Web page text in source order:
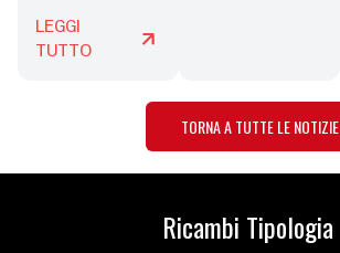
LEGGI
TUTTO
TORNA A TUTTE LE NOTIZIE
Ricambi Tipologia